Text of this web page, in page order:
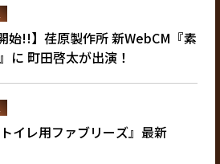
始!!】荏原製作所 新WebCM『素
に 町田啓太が出演！
イレ用ファブリーズ』最新